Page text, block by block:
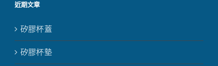
近期文章
矽膠杯蓋
矽膠杯墊